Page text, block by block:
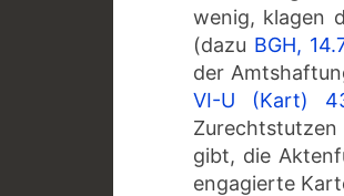
wenig, klagen
(dazu BGH,
der
VI-U (Kart)
gibt, die
engagierte